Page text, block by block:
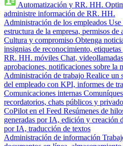
Automatización y RR. HH.
administre información de RR. HH.
Administración de los empleados Use
estructura de la empresa, permisos
Cultura y compromiso Obtenga
insignias de reconocimiento,
RR. HH. móviles Chat,
aprobaciones, notificaciones sobre la
Administración de trabajo Realice un
del empleado con KPI, informes de
Comunicaciones internas
recordatorios, chats públicos y
CoPilot en el Feed Resúmenes de
generadas por IA, edición y creación
por IA, traducción de textos
Administración de información